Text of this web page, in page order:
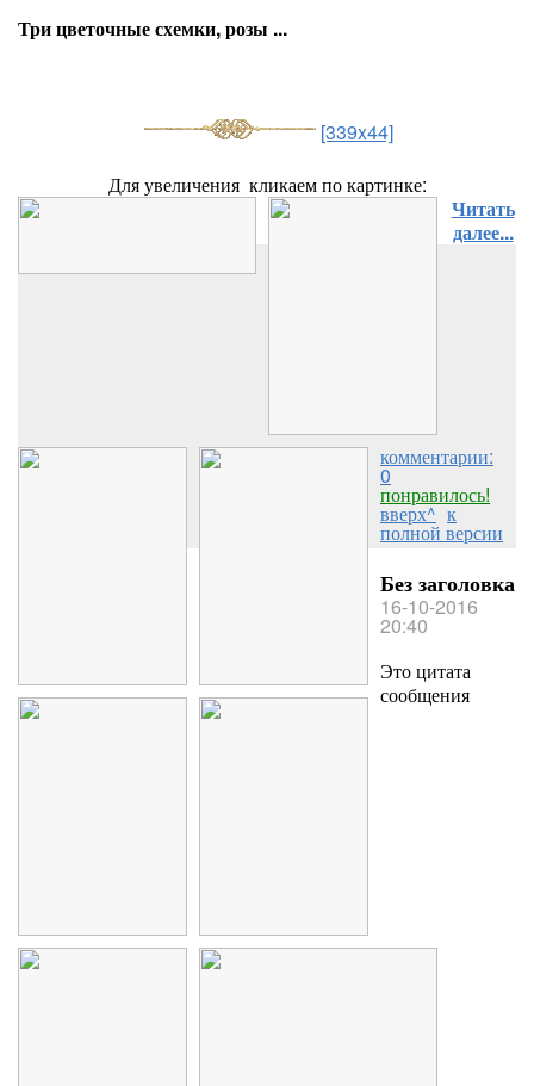
Три цветочные схемки, розы ...
[339x44]
Для увеличения кликаем по картинке:
Читать
далее...
комментарии:
0
понравилось!
вверх^ к
полной версии
Без заголовка
16-10-2016
20:40
Это цитата
сообщения